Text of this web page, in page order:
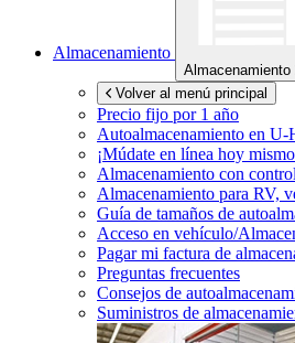
Almacenamiento
Almacenamiento
Volver al menú principal
Precio fijo por 1 año
Autoalmacenamiento en U-
¡Múdate en línea hoy
Almacenamiento con
Almacenamiento para RV,
Guía de tamaños de
Acceso en vehículo/
Pagar mi factura de
Preguntas frecuentes
Consejos de
Suministros de